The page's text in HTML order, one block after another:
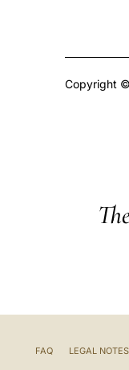
Copyright
FAQ LEGAL NOTES